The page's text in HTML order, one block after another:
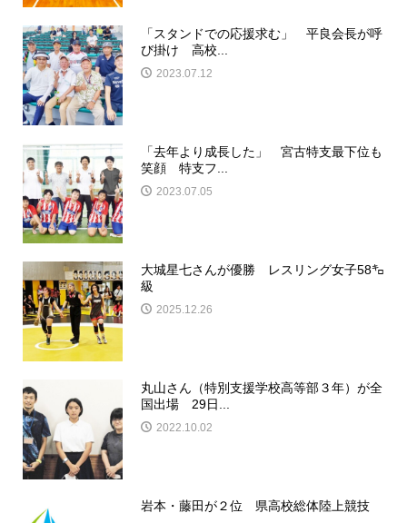
「スタンドでの応援求む」 平良会長が呼
び掛け 高校...
2023.07.12
「去年より成長した」 宮古特支最下位も
笑顔 特支フ...
2023.07.05
大城星七さんが優勝 レスリング女子58㌔
級
2025.12.26
丸山さん（特別支援学校高等部３年）が全
国出場 29日...
2022.10.02
岩本・藤田が２位 県高校総体陸上競技